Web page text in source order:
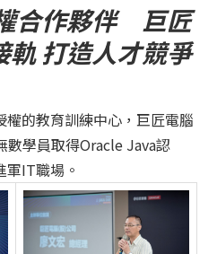
合作夥伴 巨匠
軌 打造人才競爭
的教育訓練中心，巨匠電腦
數學員取得Oracle Java認
IT職場。